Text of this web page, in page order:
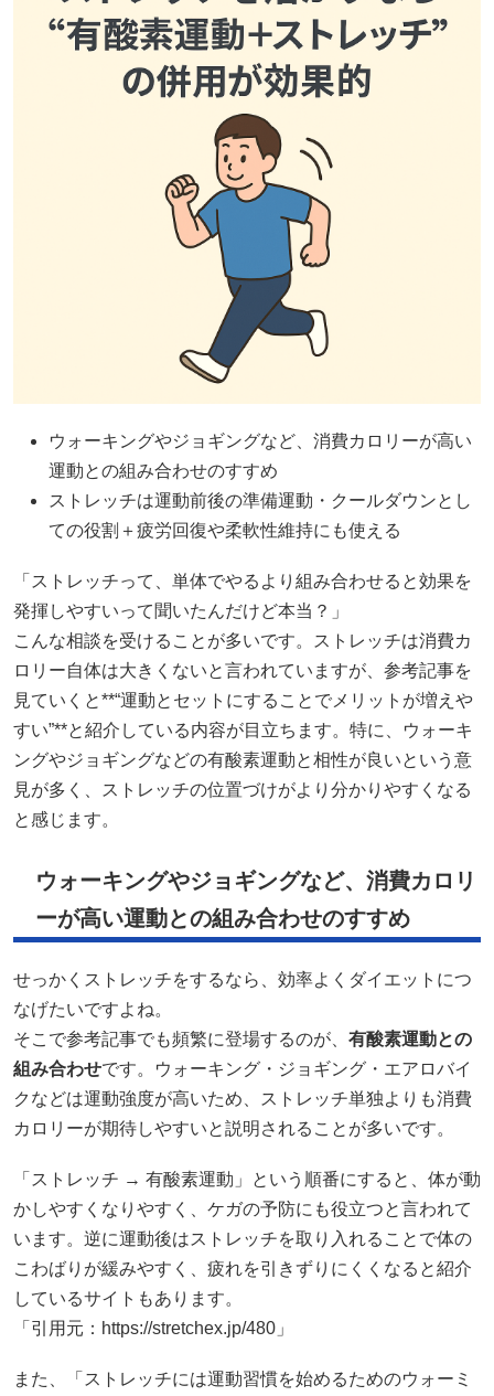
ウォーキングやジョギングなど、消費カロリーが高い
運動との組み合わせのすすめ
ストレッチは運動前後の準備運動・クールダウンとし
ての役割＋疲労回復や柔軟性維持にも使える
「ストレッチって、単体でやるより組み合わせると効果を
発揮しやすいって聞いたんだけど本当？」
こんな相談を受けることが多いです。ストレッチは消費カ
ロリー自体は大きくないと言われていますが、参考記事を
見ていくと**“運動とセットにすることでメリットが増えや
すい”**と紹介している内容が目立ちます。特に、ウォーキ
ングやジョギングなどの有酸素運動と相性が良いという意
見が多く、ストレッチの位置づけがより分かりやすくなる
と感じます。
ウォーキングやジョギングなど、消費カロリ
ーが高い運動との組み合わせのすすめ
せっかくストレッチをするなら、効率よくダイエットにつ
なげたいですよね。
そこで参考記事でも頻繁に登場するのが、 有酸素運動との
組み合わせです。ウォーキング・ジョギング・エアロバイ
クなどは運動強度が高いため、ストレッチ単独よりも消費
カロリーが期待しやすいと説明されることが多いです。
「ストレッチ → 有酸素運動」という順番にすると、体が動
かしやすくなりやすく、ケガの予防にも役立つと言われて
います。逆に運動後はストレッチを取り入れることで体の
こわばりが緩みやすく、疲れを引きずりにくくなると紹介
しているサイトもあります。
「引用元：https://stretchex.jp/480」
また、「ストレッチには運動習慣を始めるためのウォーミ